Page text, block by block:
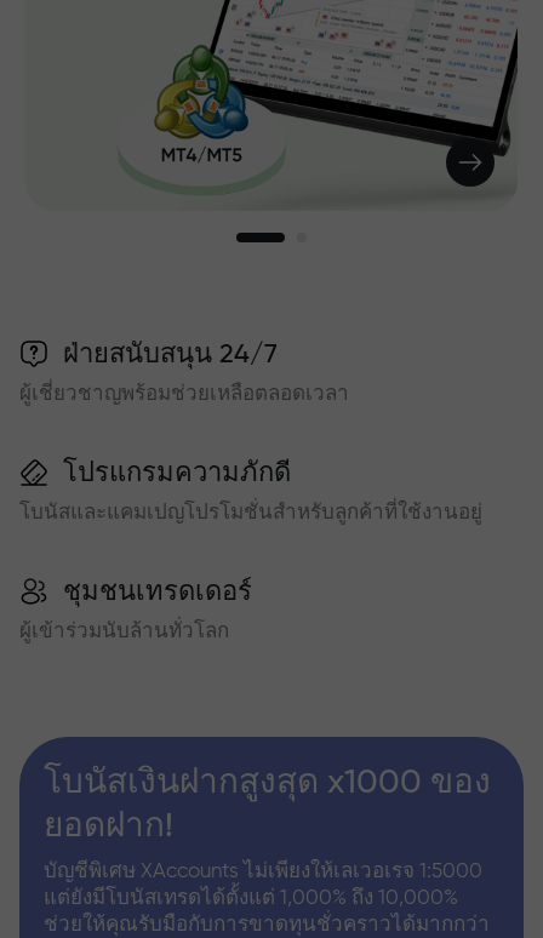
ฝ่ายสนับสนุน 24/7
ผู้เชี่ยวชาญพร้อมช่วยเหลือตลอดเวลา
โปรแกรมความภักดี
โบนัสและแคมเปญโปรโมชั่นสำหรับลูกค้าที่ใช้งานอยู่
ชุมชนเทรดเดอร์
ผู้เข้าร่วมนับล้านทั่วโลก
โบนัสเงินฝากสูงสุด x1000 ของ
ยอดฝาก!
บัญชีพิเศษ XAccounts ไม่เพียงให้เลเวอเรจ 1:5000
แต่ยังมีโบนัสเทรดได้ตั้งแต่ 1,000% ถึง 10,000%
ช่วยให้คุณรับมือกับการขาดทุนชั่วคราวได้มากกว่า